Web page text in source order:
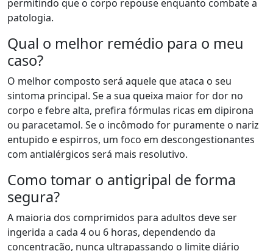
permitindo que o corpo repouse enquanto combate a
patologia.
Qual o melhor remédio para o meu
caso?
O melhor composto será aquele que ataca o seu
sintoma principal. Se a sua queixa maior for dor no
corpo e febre alta, prefira fórmulas ricas em dipirona
ou paracetamol. Se o incômodo for puramente o nariz
entupido e espirros, um foco em descongestionantes
com antialérgicos será mais resolutivo.
Como tomar o antigripal de forma
segura?
A maioria dos comprimidos para adultos deve ser
ingerida a cada 4 ou 6 horas, dependendo da
concentração, nunca ultrapassando o limite diário